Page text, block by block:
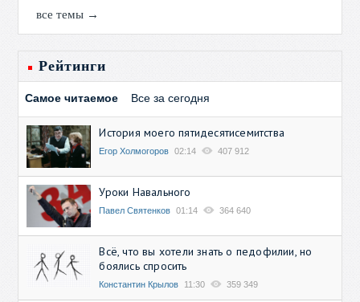
все темы →
Рейтинги
Самое читаемое Все за сегодня
История моего пятидесятисемитства
Егор Холмогоров 02:14 407 912
Уроки Навального
Павел Святенков 01:14 364 640
Всё, что вы хотели знать о педофилии, но
боялись спросить
Константин Крылов 11:30 359 349